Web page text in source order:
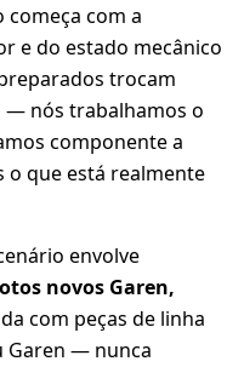
com a
e do estado mecânico
trocam
— nós trabalhamos o
componente a
que está realmente
envolve
novos Garen,
com peças de linha
Garen — nunca